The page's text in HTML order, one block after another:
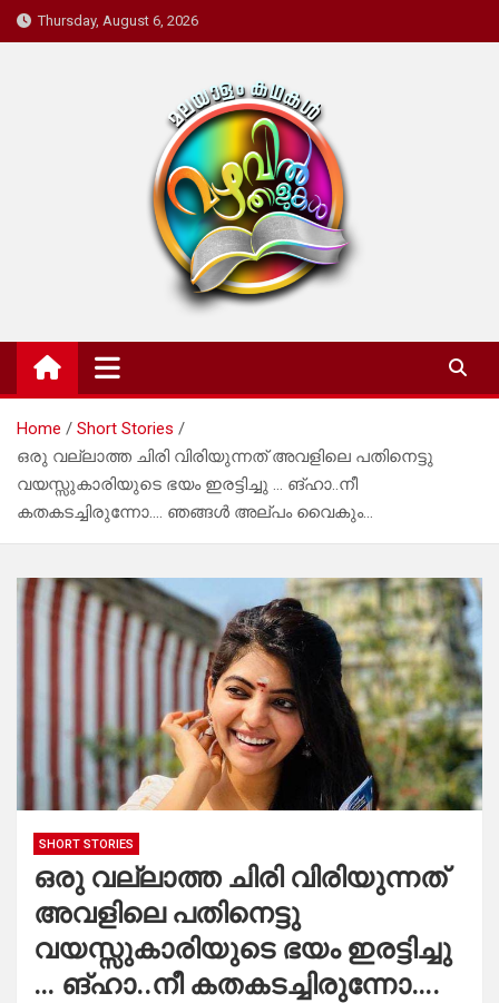
Skip
to
Thursday, August 6, 2026
Mazhavil Thalukal
Malayalam Kadhakal
Home
Short Stories
ഒരു വല്ലാത്ത ചിരി വിരിയുന്നത് അവളിലെ പതിനെട്ടു
വയസ്സുകാരിയുടെ ഭയം ഇരട്ടിച്ചു … ങ്ഹാ..നീ
കതകടച്ചിരുന്നോ…. ഞങ്ങൾ അല്പം വൈകും…
SHORT STORIES
ഒരു വല്ലാത്ത ചിരി വിരിയുന്നത്
അവളിലെ പതിനെട്ടു
വയസ്സുകാരിയുടെ ഭയം ഇരട്ടിച്ചു
… ങ്ഹാ..നീ കതകടച്ചിരുന്നോ….